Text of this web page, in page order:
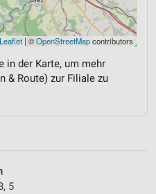
Leaflet | ©OpenStreetMapcontributors
in der Karte, um mehr
& Route) zur Filiale zu
5